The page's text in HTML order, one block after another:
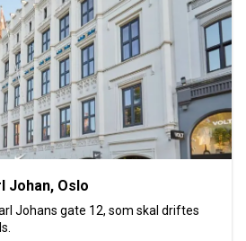
Johan, Oslo
Johans gate 12, som skal driftes